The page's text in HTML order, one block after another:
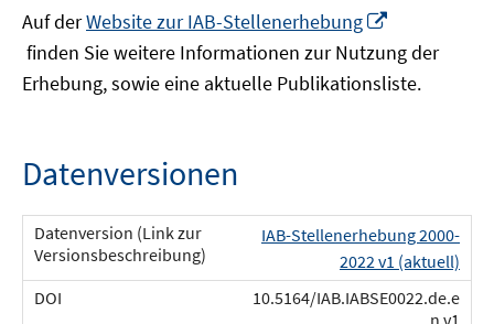
Auf derWebsite zur IAB-Stellenerhebung
In
neuem
finden Sie weitere Informationen zur Nutzung der
Erhebung, sowie eine aktuelle Publikationsliste.
Datenversionen
IAB-Stellenerhebung 2000-
2022 v1 (aktuell)
10.5164/IAB.IABSE0022.de.e
n.v1